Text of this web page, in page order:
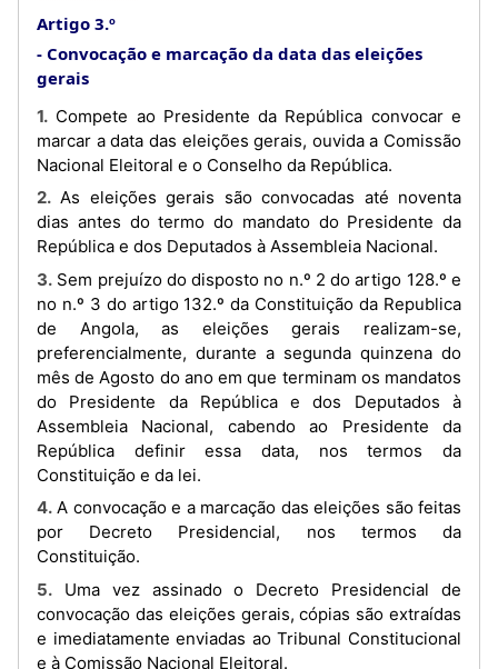
Artigo 3.º
Convocação e marcação da data das eleições
gerais
1. Compete ao Presidente da República convocar e
marcar a data das eleições gerais, ouvida a Comissão
Nacional Eleitoral e o Conselho da República.
2. As eleições gerais são convocadas até noventa
dias antes do termo do mandato do Presidente da
República e dos Deputados à Assembleia Nacional.
3. Sem prejuízo do disposto no n.º 2 do artigo 128.º e
no n.º 3 do artigo 132.º da Constituição da Republica
de Angola, as eleições gerais realizam-se,
preferencialmente, durante a segunda quinzena do
mês de Agosto do ano em que terminam os mandatos
do Presidente da República e dos Deputados à
Assembleia Nacional, cabendo ao Presidente da
República definir essa data, nos termos da
Constituição e da lei.
4. A convocação e a marcação das eleições são feitas
por Decreto Presidencial, nos termos da
Constituição.
5. Uma vez assinado o Decreto Presidencial de
convocação das eleições gerais, cópias são extraídas
e imediatamente enviadas ao Tribunal Constitucional
e à Comissão Nacional Eleitoral.